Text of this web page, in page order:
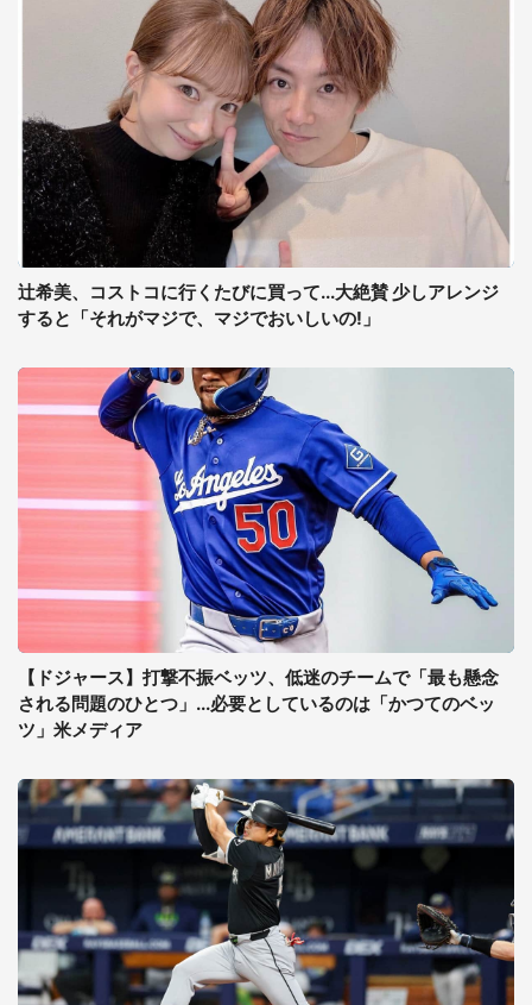
辻希美、コストコに行くたびに買って...大絶賛 少しアレンジ
すると「それがマジで、マジでおいしいの!」
【ドジャース】打撃不振ベッツ、低迷のチームで「最も懸念
される問題のひとつ」...必要としているのは「かつてのベッ
ツ」米メディア